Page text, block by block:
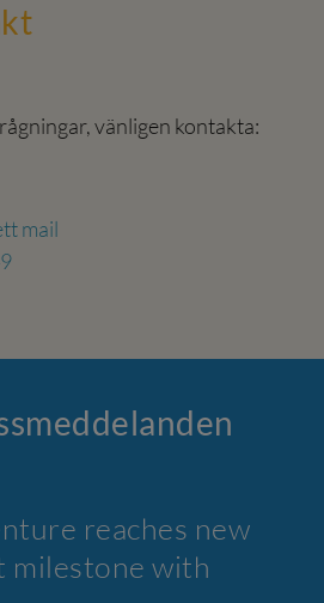
vänligen kontakta:
mail
reaches new
milestone with